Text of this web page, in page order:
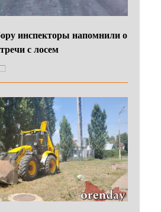
инспекторы напомнили о
с лосем